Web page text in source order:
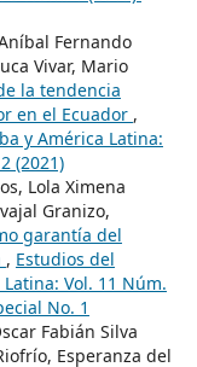
Fernando
Vivar, Mario
la tendencia
en el Ecuador ,
y América Latina:
(2021)
Lola Ximena
Granizo,
garantía del
, Estudios del
Vol. 11 Núm.
No. 1
Fabián Silva
Esperanza del